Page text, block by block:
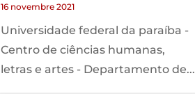
16 novembre 2021
Universidade federal da paraíba -
Centro de ciências humanas,
letras e artes - Departamento de...